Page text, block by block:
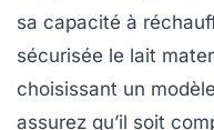
sa capacité à
sécurisée le lait
choisissant un modèle
assurez qu’il soit